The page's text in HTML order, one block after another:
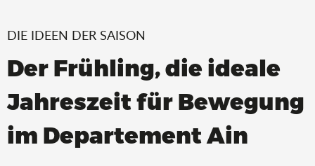
DIE IDEEN DER SAISON
Der Frühling, die ideale
Jahreszeit für Bewegung
im Departement Ain